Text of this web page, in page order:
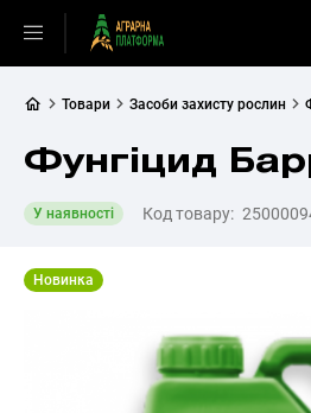
Товари Засоби захисту рослин
Фунгіцид
У наявності Код товару:
Новинка